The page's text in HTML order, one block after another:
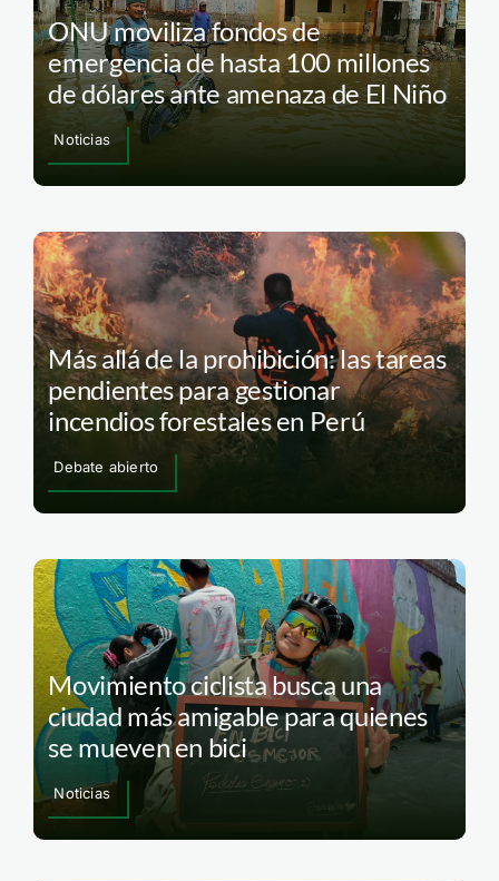
ONU moviliza fondos de
emergencia de hasta 100 millones
de dólares ante amenaza de El Niño
Noticias
Más allá de la prohibición: las tareas
pendientes para gestionar
incendios forestales en Perú
Debate abierto
Movimiento ciclista busca una
ciudad más amigable para quienes
se mueven en bici
Noticias